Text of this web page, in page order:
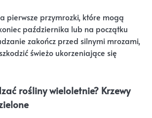
pierwsze przymrozki, które mogą
października lub na początku
zakończ przed silnymi mrozami,
świeżo ukorzeniające się
rośliny wieloletnie? Krzewy